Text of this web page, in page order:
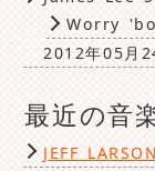
Worry
2012年05月
最近の音
JEFF